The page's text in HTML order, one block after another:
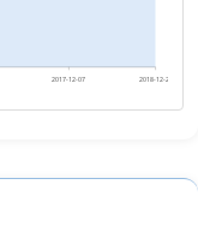
2017-12-07 2018-12-27